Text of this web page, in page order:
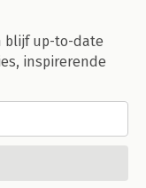
blijf up-to-date
inspirerende